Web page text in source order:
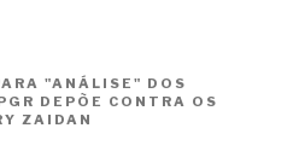
"ANÁLISE" DOS
DEPÕE CONTRA OS
ZAIDAN